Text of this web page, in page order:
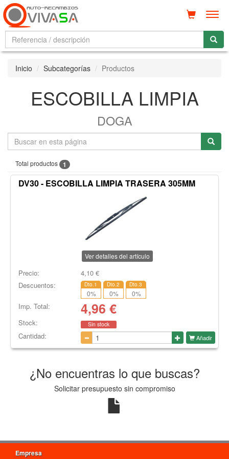
Inicio Subcategorías Productos
ESCOBILLA LIMPIA
DOGA
Total productos 1
DV30 - ESCOBILLA LIMPIA TRASERA 305MM
Ver detalles del artículo
Precio: 4,10€
Descuentos:
Dto.1
0%
Dto.2
0%
Dto.3
0%
Imp. Total: 4,96 €
Stock: Sin stock
Cantidad: Añadir
¿No encuentras lo que buscas?
Solicitar presupuesto sin compromiso
Empresa